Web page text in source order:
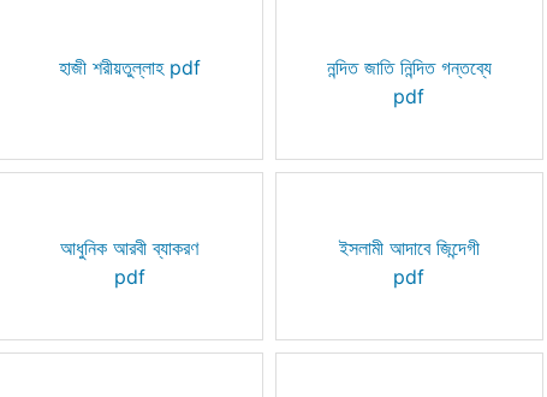
হাজী শরীয়তুল্লাহ pdf
নন্দিত জাতি নিন্দিত গন্তব্যে
pdf
আধুনিক আরবী ব্যাকরণ
pdf
ইসলামী আদাবে জিন্দেগী
pdf